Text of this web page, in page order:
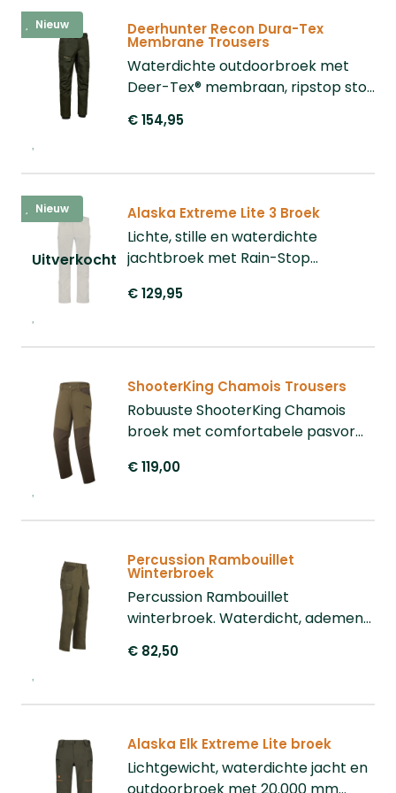
lichaamsbouw. Top kwaliteit
jachtbroek! Bekijk hier alle
jachtbroeken van Alaska Elk.
Nieuw Deerhunter Recon Dura-Tex
Membrane Trousers
Waterdichte outdoorbroek met
Deer-Tex® membraan, ripstop stof
comfort en bescherming.
€ 154,95
Nieuw Alaska Extreme Lite 3 Broek
Lichte, stille en waterdichte
jachtbroek met Rain-Stop
meshvoering en verstelbare
€ 129,95
ShooterKing Chamois Trousers
Robuuste ShooterKing Chamois
broek met comfortabele pasvorm
outdooractiviteiten.
€ 119,00
Percussion Rambouillet
Winterbroek
Percussion Rambouillet
winterbroek. Waterdicht, ademend
comfortabele pasvorm.
€ 82,50
Alaska Elk Extreme Lite broek
Lichtgewicht, waterdichte jacht en